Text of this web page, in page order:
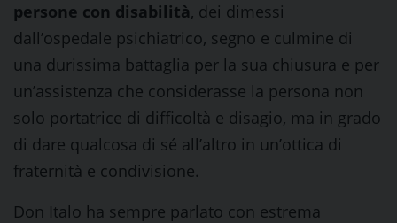
persone con disabilità, dei dimessi
dall’ospedale psichiatrico, segno e culmine di
una durissima battaglia per la sua chiusura e per
un’assistenza che considerasse la persona non
solo portatrice di difficoltà e disagio, ma in grado
di dare qualcosa di sé all’altro in un’ottica di
fraternità e condivisione.
Don Italo ha sempre parlato con estrema